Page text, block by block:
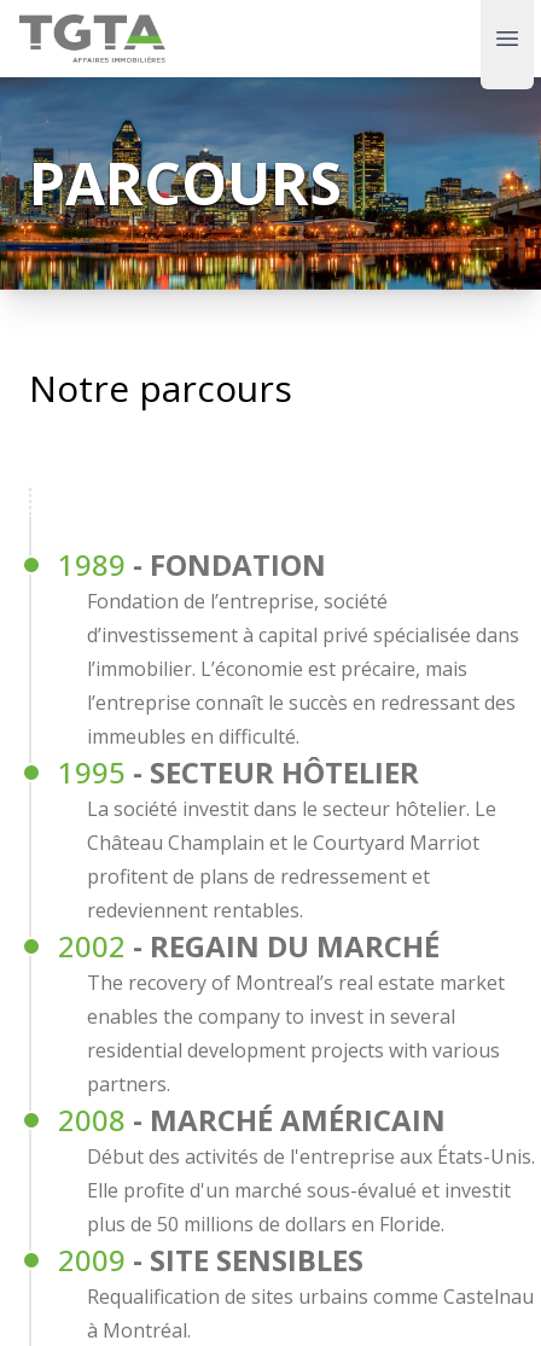
TGTA
PARCOURS
Notre parcours
1989 - FONDATION
Fondation de l’entreprise, société
d’investissement à capital privé spécialisée dans
l’immobilier. L’économie est précaire, mais
l’entreprise connaît le succès en redressant des
immeubles en difficulté.
1995 - SECTEUR HÔTELIER
La société investit dans le secteur hôtelier. Le
Château Champlain et le Courtyard Marriot
profitent de plans de redressement et
redeviennent rentables.
2002 - REGAIN DU MARCHÉ
The recovery of Montreal’s real estate market
enables the company to invest in several
residential development projects with various
partners.
2008 - MARCHÉ AMÉRICAIN
Début des activités de l'entreprise aux États-Unis.
Elle profite d'un marché sous-évalué et investit
plus de 50 millions de dollars en Floride.
2009 - SITE SENSIBLES
Requalification de sites urbains comme Castelnau
à Montréal.